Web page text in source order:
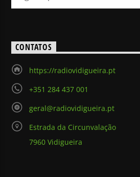
CONTATOS
https://radiovidigueira.pt
+351 284 437 001
geral@radiovidigueira.pt
Estrada da Circunvalação
7960 Vidigueira